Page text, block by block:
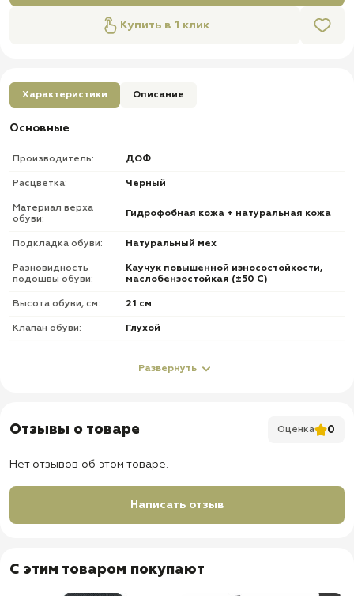
Купить в 1 клик
Характеристики Описание
Основные
Производитель: ДОФ
Расцветка: Черный
Материал верха
обуви:
Гидрофобная кожа + натуральная кожа
Подкладка обуви: Натуральный мех
Разновидность
подошвы обуви:
Каучук повышенной износостойкости,
маслобензостойкая (±50 С)
Высота обуви, см: 21 см
Клапан обуви: Глухой
Стелька обуви: Кожкартон + кпж + супинатор
✅ Верх: комбинированный — гидрофобная кожа + эластичная
хромовая кожа «Полуанилин» на берцовой части
✅ Застежка: скоростная шнуровка
Развернуть
Отзывы о товаре Оценка 0
Нет отзывов об этом товаре.
Написать отзыв
С этим товаром покупают